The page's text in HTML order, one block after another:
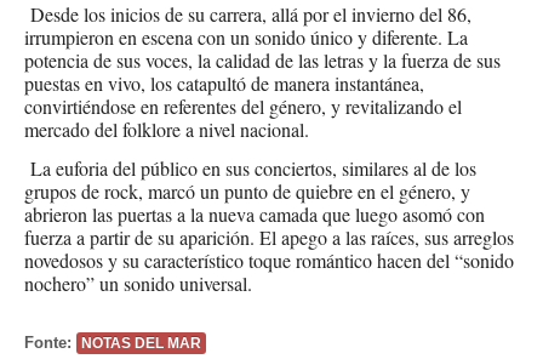
Desde los inicios de su carrera, allá por el invierno del 86,
irrumpieron en escena con un sonido único y diferente. La
potencia de sus voces, la calidad de las letras y la fuerza de sus
puestas en vivo, los catapultó de manera instantánea,
convirtiéndose en referentes del género, y revitalizando el
mercado del folklore a nivel nacional.
La euforia del público en sus conciertos, similares al de los
grupos de rock, marcó un punto de quiebre en el género, y
abrieron las puertas a la nueva camada que luego asomó con
fuerza a partir de su aparición. El apego a las raíces, sus arreglos
novedosos y su característico toque romántico hacen del “sonido
nochero” un sonido universal.
Fonte: NOTAS DEL MAR